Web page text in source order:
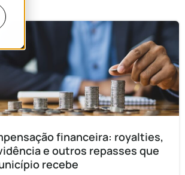
financeira: royalties,
e outros repasses que
recebe